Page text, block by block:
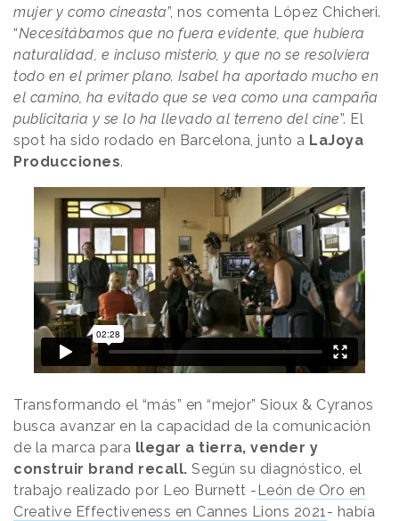
mujer y como cineasta”, nos comenta López Chicheri.
“Necesitábamos que no fuera evidente, que hubiera
naturalidad, e incluso misterio, y que no se resolviera
todo en el primer plano. Isabel ha aportado mucho en
el camino, ha evitado que se vea como una campaña
publicitaria y se lo ha llevado al terreno del cine”. El
spot ha sido rodado en Barcelona, junto a LaJoya
Producciones.
Transformando el “más” en “mejor” Sioux & Cyranos
busca avanzar en la capacidad de la comunicación
de la marca para llegar a tierra, vender y
construir brand recall. Según su diagnóstico, el
trabajo realizado por Leo Burnett - León de Oro en
Creative Effectiveness en Cannes Lions 2021 - había